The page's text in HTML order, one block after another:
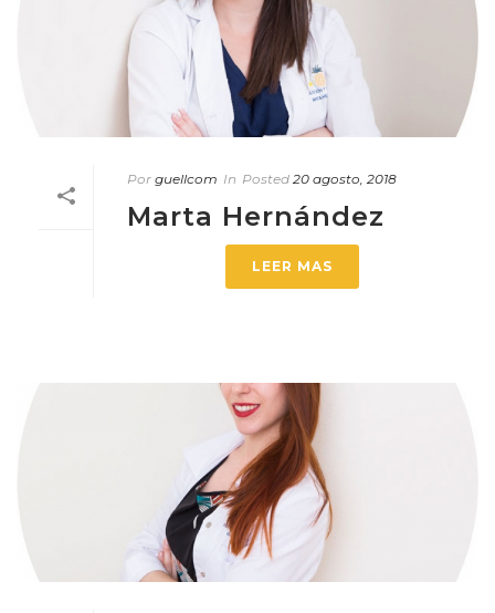
Por guellcom In Posted 20 agosto, 2018
Marta Hernández
LEER MAS